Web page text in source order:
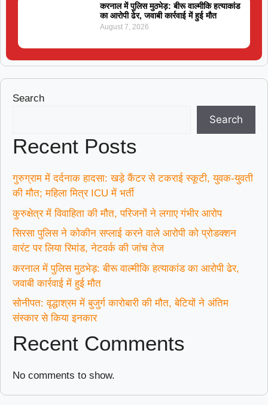
करनाल में पुलिस मुठभेड़: बीरू वाल्मीकि हत्याकांड
का आरोपी ढेर, जवाबी कार्रवाई में हुई मौत
August 7, 2026
Search
Search
Recent Posts
गुरुग्राम में दर्दनाक हादसा: खड़े कैंटर से टकराई स्कूटी, युवक-युवती
की मौत; महिला मित्र ICU में भर्ती
कुरुक्षेत्र में विवाहिता की मौत, परिजनों ने लगाए गंभीर आरोप
सिरसा पुलिस ने कोकीन सप्लाई करने वाले आरोपी को प्रोडक्शन
वारंट पर लिया रिमांड, नेटवर्क की जांच तेज
करनाल में पुलिस मुठभेड़: बीरू वाल्मीकि हत्याकांड का आरोपी ढेर,
जवाबी कार्रवाई में हुई मौत
सोनीपत: वृद्धाश्रम में बुजुर्ग कारोबारी की मौत, बेटियों ने अंतिम
संस्कार से किया इनकार
Recent Comments
No comments to show.